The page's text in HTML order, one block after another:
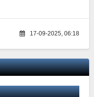
17-09-2025, 06:18